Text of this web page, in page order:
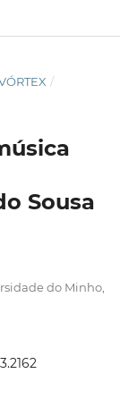
/
Sousa
do Minho,